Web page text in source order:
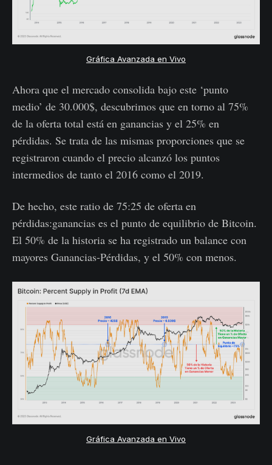
Gráfica Avanzada en Vivo
Ahora que el mercado consolida bajo este ‘punto
medio’ de 30.000$, descubrimos que en torno al 75%
de la oferta total está en ganancias y el 25% en
pérdidas. Se trata de las mismas proporciones que se
registraron cuando el precio alcanzó los puntos
intermedios de tanto el 2016 como el 2019.
De hecho, este ratio de 75:25 de oferta en
pérdidas:ganancias es el punto de equilibrio de Bitcoin.
El 50% de la historia se ha registrado un balance con
mayores Ganancias-Pérdidas, y el 50% con menos.
Gráfica Avanzada en Vivo